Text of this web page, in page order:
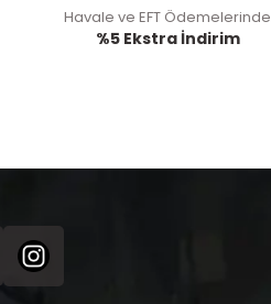
Havale ve EFT Ödemelerinde
%5 Ekstra İndirim